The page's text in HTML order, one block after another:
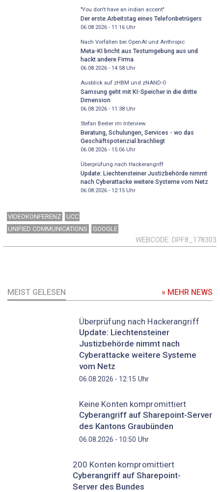
"You don't have an indian accent"
Der erste Arbeitstag eines Telefonbetrügers
06.08.2026 - 11:16Uhr
Nach Vorfällen bei OpenAI und Anthropic
Meta-KI bricht aus Testumgebung aus und
hackt andere Firma
06.08.2026 - 14:58Uhr
Ausblick auf zHBM und zNAND-O
Samsung geht mit KI-Speicher in die dritte
Dimension
06.08.2026 - 11:38Uhr
Stefan Beeler im Interview
Beratung, Schulungen, Services - wo das
Geschäftspotenzial brachliegt
06.08.2026 - 15:06Uhr
Überprüfung nach Hackerangriff
Update: Liechtensteiner Justizbehörde nimmt
nach Cyberattacke weitere Systeme vom Netz
06.08.2026 - 12:15Uhr
VIDEOKONFERENZ
UCC
UNIFIED COMMUNICATIONS
GOOGLE
WEBCODE DPF8_178303
MEIST GELESEN » MEHR NEWS
Überprüfung nach Hackerangriff
Update: Liechtensteiner
Justizbehörde nimmt nach
Cyberattacke weitere Systeme
vom Netz
06.08.2026 - 12:15 Uhr
Keine Konten kompromittiert
Cyberangriff auf Sharepoint-Server
des Kantons Graubünden
06.08.2026 - 10:50 Uhr
200 Konten kompromittiert
Cyberangriff auf Sharepoint-
Server des Bundes